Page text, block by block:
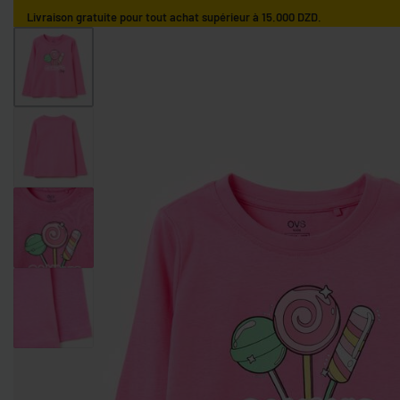
Livraison gratuite pour tout achat supérieur à 15.000 DZD.
GARÇONS 9-36 MOIS GARÇONS 3-10 ANS
FILLES 0-9 MOIS